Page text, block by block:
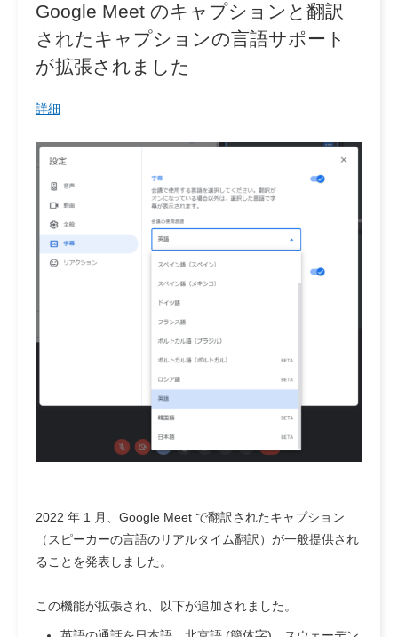
Google Meet のキャプションと翻訳
されたキャプションの言語サポート
が拡張されました
詳細
2022 年 1 月、Google Meet で翻訳されたキャプション
（スピーカーの言語のリアルタイム翻訳）が一般提供され
ることを発表しました。
この機能が拡張され、以下が追加されました。